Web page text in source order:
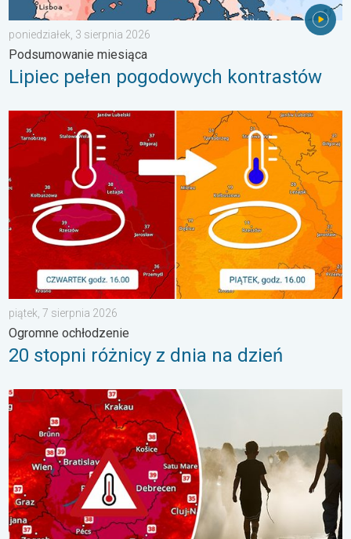
poniedziałek, 3 sierpnia 2026
Podsumowanie miesiąca
Lipiec pełen pogodowych kontrastów
20 stopni różnicy z dnia na dzień. Ogromne ochłodzenie. . .
piątek, 7 sierpnia 2026
Ogromne ochłodzenie
20 stopni różnicy z dnia na dzień
Ekstremalny upał w Europie Wschodniej. Ponad 40 stopni. . .